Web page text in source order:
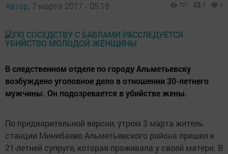
Автор, 7 марта 2017 - 05:18 721 0 0
В следственном отделе по городу Альметьевску
возбуждено уголовное дело в отношении 30-летнего
мужчины. Он подозревается в убийстве жены.
По предварительной версии, утром 3 марта житель
станции Минибаево Альметьевского района пришел к
21-летней супруге, которая проживала у своей матери. В